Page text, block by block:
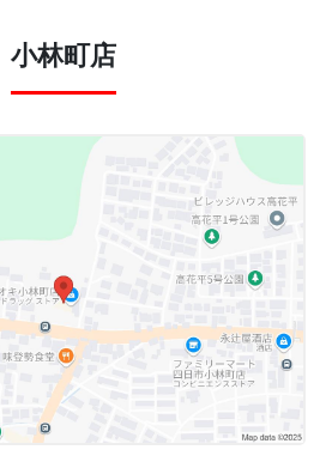
小林町店